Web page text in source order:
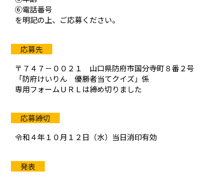
⑥電話番号
を明記の上、ご応募ください。
〒７４７－００２１ 山口県防府市国分寺町８番２号
「防府けいりん 優勝者当てクイズ」係
専用フォームＵＲＬは締め切りました
令和４年１０月１２日（水）当日消印有効